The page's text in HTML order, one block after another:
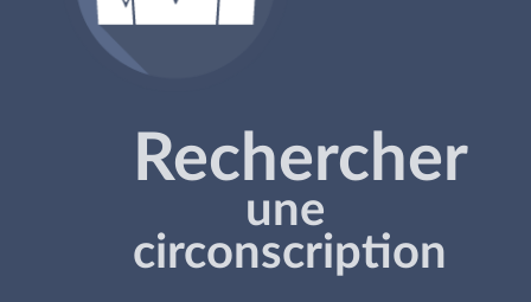
Rechercher
une
circonscription